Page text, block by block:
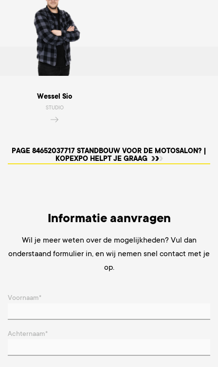
Wessel Sio
STUDIO
PAGE 84652037717 STANDBOUW VOOR DE MOTOSALON? |
KOPEXPO HELPT JE GRAAG
Informatie aanvragen
Wil je meer weten over de mogelijkheden? Vul dan
onderstaand formulier in, en wij nemen snel contact met je
op.
Voornaam*
Achternaam*